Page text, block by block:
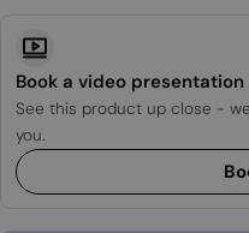
Book a video presentation
See this product up close -
you.